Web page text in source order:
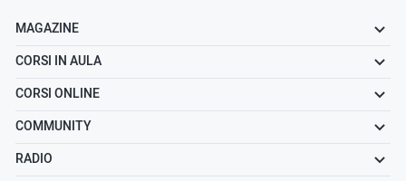
MAGAZINE
CORSI IN AULA
CORSI ONLINE
COMMUNITY
RADIO